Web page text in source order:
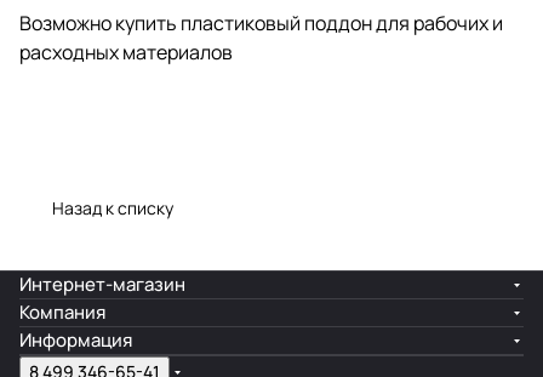
Возможно купить пластиковый поддон для рабочих и
расходных материалов
Назад к списку
Интернет-магазин
Компания
Информация
8 499 346-65-41